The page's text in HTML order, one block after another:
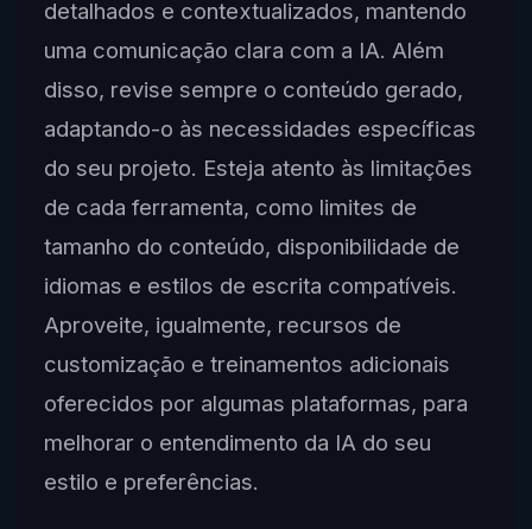
detalhados e contextualizados, mantendo
uma comunicação clara com a IA. Além
disso, revise sempre o conteúdo gerado,
adaptando-o às necessidades específicas
do seu projeto. Esteja atento às limitações
de cada ferramenta, como limites de
tamanho do conteúdo, disponibilidade de
idiomas e estilos de escrita compatíveis.
Aproveite, igualmente, recursos de
customização e treinamentos adicionais
oferecidos por algumas plataformas, para
melhorar o entendimento da IA do seu
estilo e preferências.